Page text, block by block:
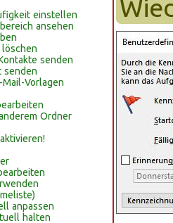
einstellen
ansehen
senden
senden
Vorlagen
Ordner
anpassen
halten